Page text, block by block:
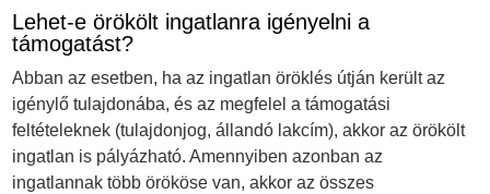
Lehet-e örökölt ingatlanra igényelni a
támogatást?
Abban az esetben, ha az ingatlan öröklés útján került az
igénylő tulajdonába, és az megfelel a támogatási
feltételeknek (tulajdonjog, állandó lakcím), akkor az örökölt
ingatlan is pályázható. Amennyiben azonban az
ingatlannak több örököse van, akkor az összes